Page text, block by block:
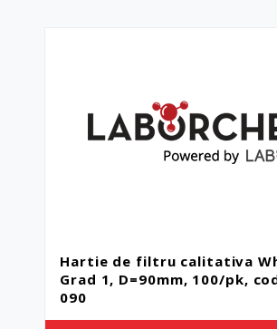
Hartie de filtru calitativa
Grad 1, D=90mm, 100/pk,
090